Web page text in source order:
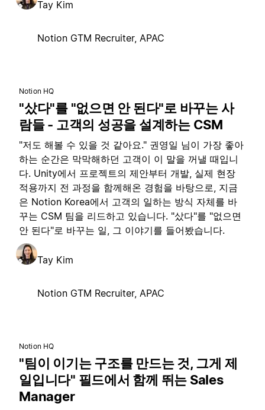
Tay Kim
Notion GTM Recruiter, APAC
Notion HQ
"샀다"를 "없으면 안 된다"로 바꾸는 사
람들 - 고객의 성공을 설계하는 CSM
"저도 해볼 수 있을 것 같아요." 권영일 님이 가장 좋아
하는 순간은 막막해하던 고객이 이 말을 꺼낼 때입니
다. Unity에서 프로젝트의 제안부터 개발, 실제 현장
적용까지 전 과정을 함께해온 경험을 바탕으로, 지금
은 Notion Korea에서 고객의 일하는 방식 자체를 바
꾸는 CSM 팀을 리드하고 있습니다. "샀다"를 "없으면
안 된다"로 바꾸는 일, 그 이야기를 들어봤습니다.
Tay Kim
Notion GTM Recruiter, APAC
Notion HQ
"팀이 이기는 구조를 만드는 것, 그게 제
일입니다" 필드에서 함께 뛰는 Sales
Manager